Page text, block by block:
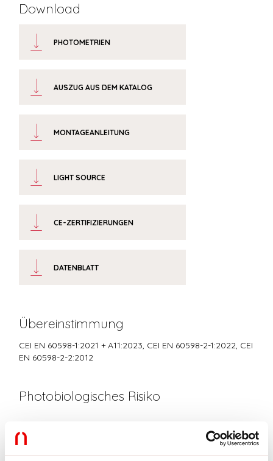
Download
PHOTOMETRIEN
AUSZUG AUS DEM KATALOG
MONTAGEANLEITUNG
LIGHT SOURCE
CE-ZERTIFIZIERUNGEN
DATENBLATT
Übereinstimmung
CEI EN 60598-1:2021 + A11:2023, CEI EN 60598-2-1:2022, CEI
EN 60598-2-2:2012
Photobiologisches Risiko
Zertifiziertes Gerät in der RISIKO-FREIEN GRUPPE, in
Übereinstimmung mit der Bestimmung CEI EN 62471:2010-01, IEC TR